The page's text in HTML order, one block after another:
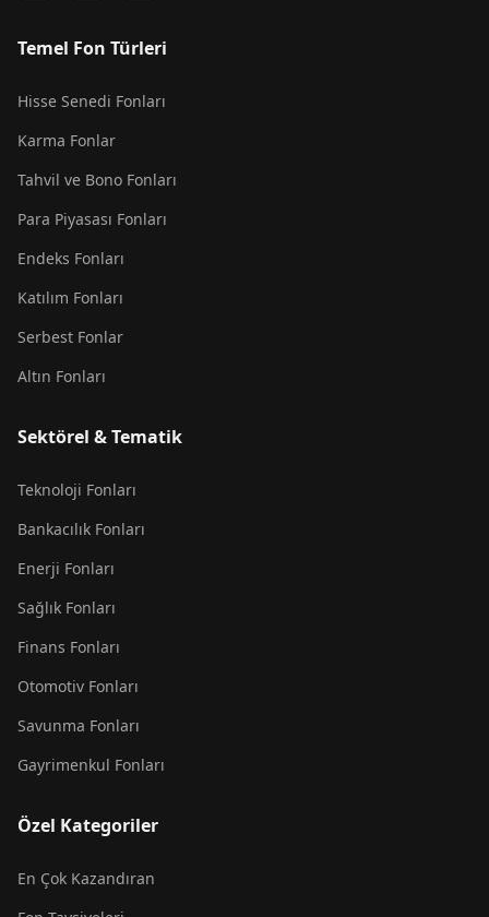
Temel Fon Türleri
Hisse Senedi Fonları
Karma Fonlar
Tahvil ve Bono Fonları
Para Piyasası Fonları
Endeks Fonları
Katılım Fonları
Serbest Fonlar
Altın Fonları
Sektörel & Tematik
Teknoloji Fonları
Bankacılık Fonları
Enerji Fonları
Sağlık Fonları
Finans Fonları
Otomotiv Fonları
Savunma Fonları
Gayrimenkul Fonları
Özel Kategoriler
En Çok Kazandıran